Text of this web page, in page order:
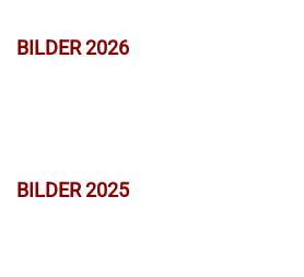
BILDER 2026
BILDER 2025